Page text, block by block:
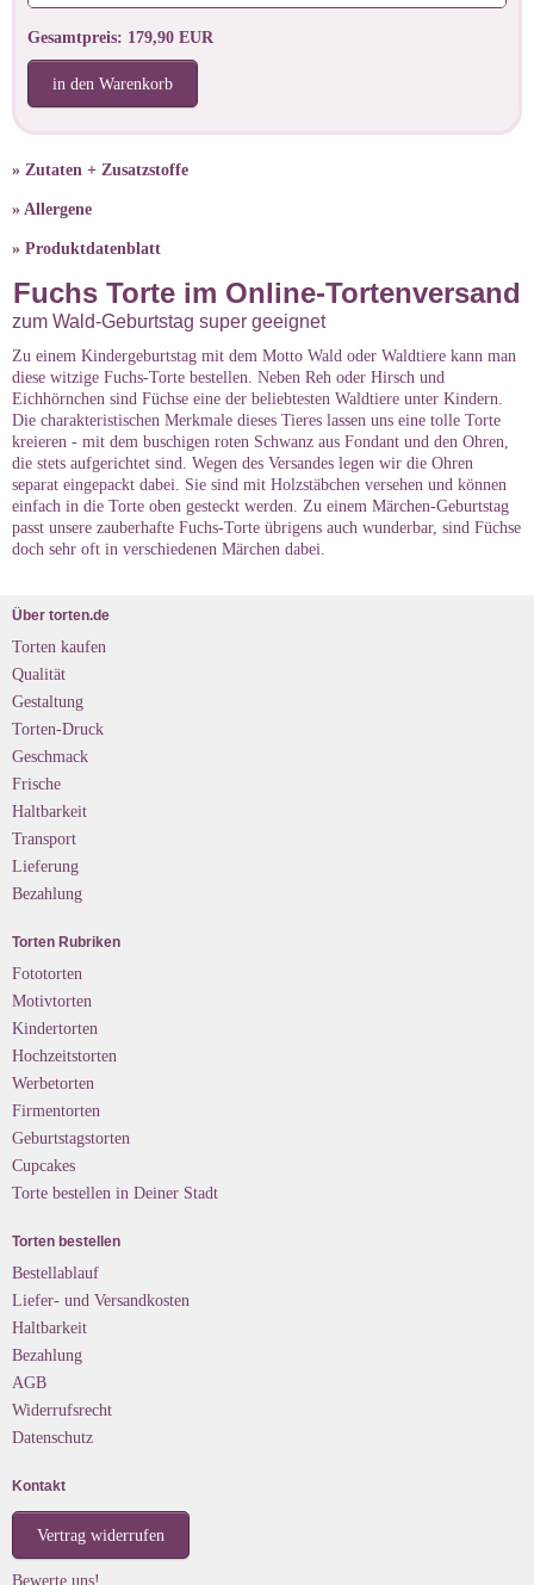
Gesamtpreis: 179,90 EUR
in den Warenkorb
» Zutaten + Zusatzstoffe
» Allergene
» Produktdatenblatt
Fuchs Torte im Online-Tortenversand
zum Wald-Geburtstag super geeignet
Zu einem Kindergeburtstag mit dem Motto Wald oder Waldtiere kann man
diese witzige Fuchs-Torte bestellen. Neben Reh oder Hirsch und
Eichhörnchen sind Füchse eine der beliebtesten Waldtiere unter Kindern.
Die charakteristischen Merkmale dieses Tieres lassen uns eine tolle Torte
kreieren - mit dem buschigen roten Schwanz aus Fondant und den Ohren,
die stets aufgerichtet sind. Wegen des Versandes legen wir die Ohren
separat eingepackt dabei. Sie sind mit Holzstäbchen versehen und können
einfach in die Torte oben gesteckt werden. Zu einem Märchen-Geburtstag
passt unsere zauberhafte Fuchs-Torte übrigens auch wunderbar, sind Füchse
doch sehr oft in verschiedenen Märchen dabei.
Über torten.de
Torten kaufen
Qualität
Gestaltung
Torten-Druck
Geschmack
Frische
Haltbarkeit
Transport
Lieferung
Bezahlung
Torten Rubriken
Fototorten
Motivtorten
Kindertorten
Hochzeitstorten
Werbetorten
Firmentorten
Geburtstagstorten
Cupcakes
Torte bestellen in Deiner Stadt
Torten bestellen
Bestellablauf
Liefer- und Versandkosten
Haltbarkeit
Bezahlung
AGB
Widerrufsrecht
Datenschutz
Kontakt
Vertrag widerrufen
Bewerte uns!